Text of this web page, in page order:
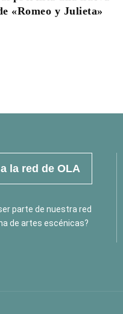
«Romeo y Julieta»
la red de OLA
parte de nuestra red
de artes escénicas?